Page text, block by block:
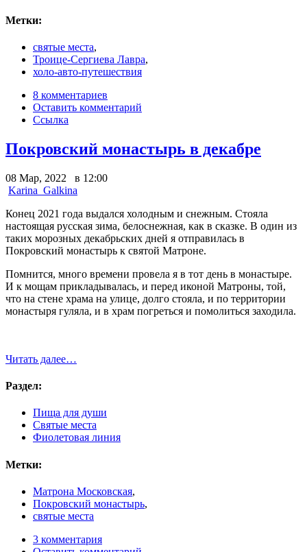
Метки:
святые места,
Троице-Сергиева Лавра,
холо-авто-путешествия
8 комментариев
Оставить комментарий
Ссылка
Покровский монастырь в декабре
08 Мар, 2022 в 12:00
Karina_Galkina
Конец 2021 года выдался холодным и снежным. Стояла
настоящая русская зима, белоснежная, как в сказке. В один из
таких морозных декабрьских дней я отправилась в
Покровский монастырь к святой Матроне.
Помнится, много времени провела я в тот день в монастыре.
И к мощам прикладывалась, и перед иконой Матроны, той,
что на стене храма на улице, долго стояла, и по территории
монастыря гуляла, и в храм погреться и помолиться заходила.
Читать далее…
Раздел:
Пища для души
Святые места
Фиолетовая линия
Метки:
Матрона Московская,
Покровский монастырь,
святые места
3 комментария